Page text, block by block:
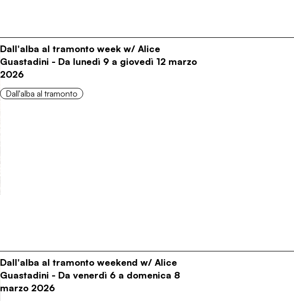
Dall'alba al tramonto week w/ Alice
Guastadini - Da lunedì 9 a giovedì 12 marzo
2026
Dall'alba al tramonto
Dall'alba al tramonto weekend w/ Alice
Guastadini - Da venerdì 6 a domenica 8
marzo 2026